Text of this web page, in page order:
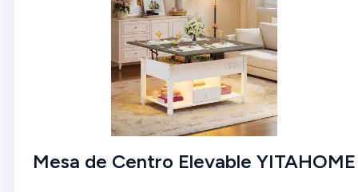
Mesa de Centro Elevable YITAHOME